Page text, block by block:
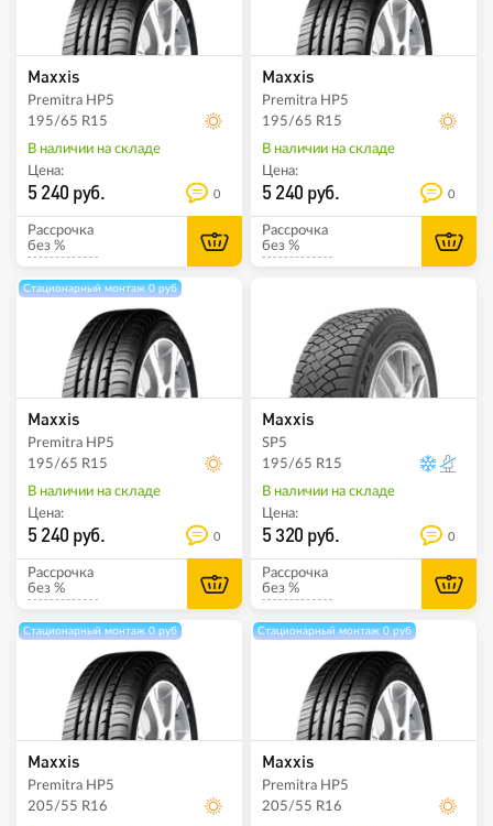
Maxxis
Premitra HP5
195/65 R15
В наличии на складе
Цена:
5 240 руб. 0
Рассрочка
без %
Maxxis
Premitra HP5
195/65 R15
В наличии на складе
Цена:
5 240 руб. 0
Рассрочка
без %
Стационарный монтаж 0 руб
Maxxis
Premitra HP5
195/65 R15
В наличии на складе
Цена:
5 240 руб. 0
Рассрочка
без %
Maxxis
SP5
195/65 R15
В наличии на складе
Цена:
5 320 руб. 0
Рассрочка
без %
Стационарный монтаж 0 руб
Maxxis
Premitra HP5
205/55 R16
Стационарный монтаж 0 руб
Maxxis
Premitra HP5
205/55 R16